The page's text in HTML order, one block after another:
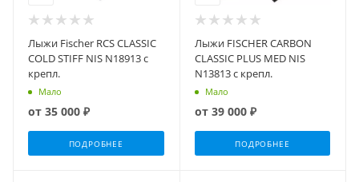
Лыжи Fischer RCS CLASSIC
COLD STIFF NIS N18913 с
крепл.
Мало
от 35 000 ₽
ПОДРОБНЕЕ
Лыжи FISCHER CARBON
CLASSIC PLUS MED NIS
N13813 с крепл.
Мало
от 39 000 ₽
ПОДРОБНЕЕ